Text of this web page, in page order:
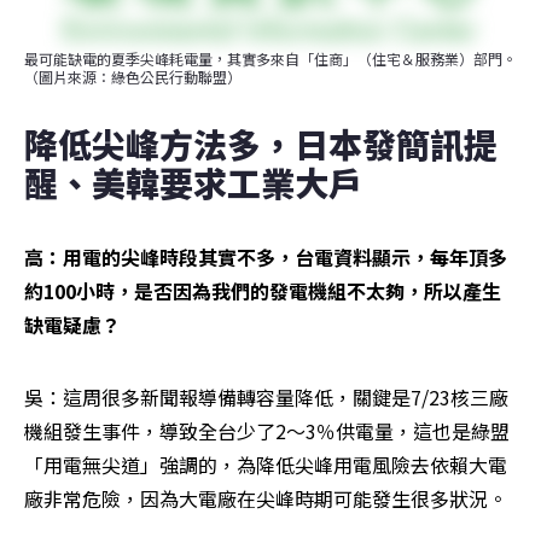
最可能缺電的夏季尖峰耗電量，其實多來自「住商」（住宅＆服務業）部門。
（圖片來源：綠色公民行動聯盟）
降低尖峰方法多，日本發簡訊提
醒、美韓要求工業大戶
高：用電的尖峰時段其實不多，台電資料顯示，每年頂多
約100小時，是否因為我們的發電機組不太夠，所以產生
缺電疑慮？
吳：這周很多新聞報導備轉容量降低，關鍵是7/23核三廠
機組發生事件，導致全台少了2～3％供電量，這也是綠盟
「用電無尖道」強調的，為降低尖峰用電風險去依賴大電
廠非常危險，因為大電廠在尖峰時期可能發生很多狀況。